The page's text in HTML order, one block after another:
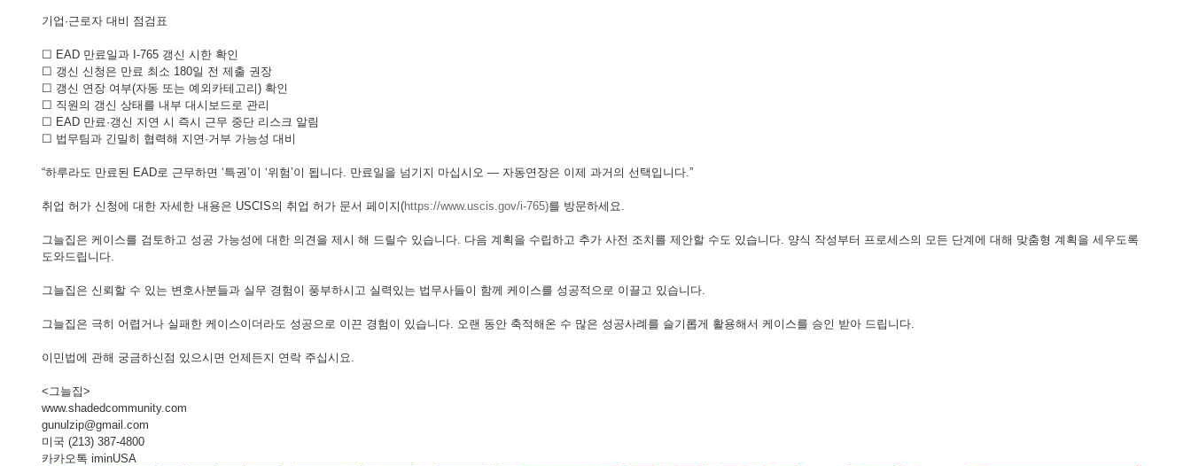
기업·근로자 대비 점검표
☐ EAD 만료일과 I-765 갱신 시한 확인
☐ 갱신 신청은 만료 최소 180일 전 제출 권장
☐ 갱신 연장 여부(자동 또는 예외카테고리) 확인
☐ 직원의 갱신 상태를 내부 대시보드로 관리
☐ EAD 만료·갱신 지연 시 즉시 근무 중단 리스크 알림
☐ 법무팀과 긴밀히 협력해 지연·거부 가능성 대비
“하루라도 만료된 EAD로 근무하면 ‘특권’이 ‘위험’이 됩니다. 만료일을 넘기지 마십시오 — 자동연장은 이제 과거의 선택입니다.”
취업 허가 신청에 대한 자세한 내용은 USCIS의 취업 허가 문서 페이지(https://www.uscis.gov/i-765)를 방문하세요.
그늘집은 케이스를 검토하고 성공 가능성에 대한 의견을 제시 해 드릴수 있습니다. 다음 계획을 수립하고 추가 사전 조치를 제안할 수도 있습니다. 양식 작성부터 프로세스의 모든 단계에 대해 맞춤형 계획을 세우도록
도와드립니다.
그늘집은 신뢰할 수 있는 변호사분들과 실무 경험이 풍부하시고 실력있는 법무사들이 함께 케이스를 성공적으로 이끌고 있습니다.
그늘집은 극히 어렵거나 실패한 케이스이더라도 성공으로 이끈 경험이 있습니다. 오랜 동안 축적해온 수 많은 성공사례를 슬기롭게 활용해서 케이스를 승인 받아 드립니다.
이민법에 관해 궁금하신점 있으시면 언제든지 연락 주십시요.
<그늘집>
www.shadedcommunity.com
gunulzip@gmail.com
미국 (213) 387-4800
카카오톡 iminUSA